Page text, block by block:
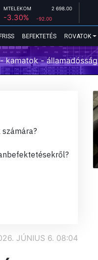
MTELEKOM 2 698.00
-3.30% -92.00
BEFEKTETÉS ROVATOK
kamatok - államadósság
JÚNIUS 6. 08:04